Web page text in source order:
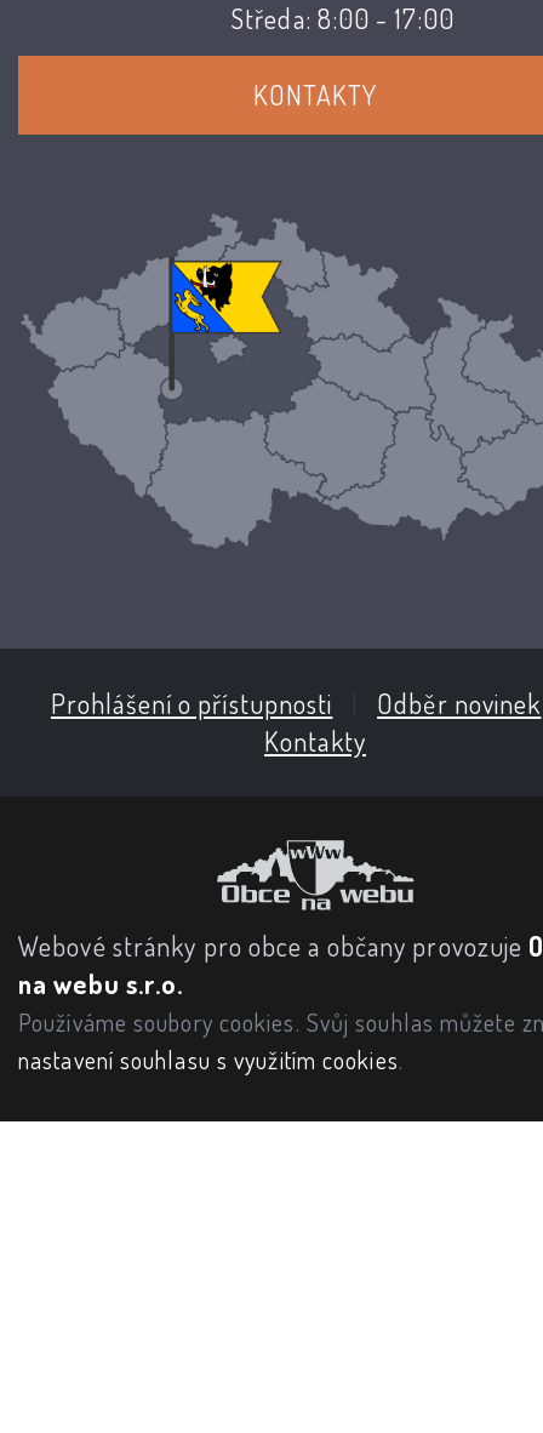
Středa: 8:00 - 17:00
KONTAKTY
Prohlášení o přístupnosti Odběr novinek
Kontakty
Webové stránky pro obce a občany provozuje
na webu s.r.o.
Používáme soubory cookies. Svůj souhlas můžete
nastavení souhlasu s využitím cookies.